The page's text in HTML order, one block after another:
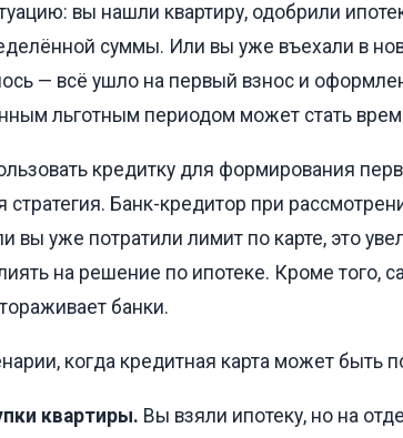
вы нашли квартиру, одобрили
суммы. Или вы уже въехали в
— всё ушло на первый взнос и
льготным периодом может стать
кредитку для формирования
стратегия. Банк-кредитор при
вы уже потратили лимит по карте, это
на решение по ипотеке. Кроме того,
банки.
когда кредитная карта может быть
квартиры. Вы взяли ипотеку, но на